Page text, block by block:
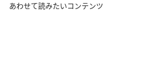
あわせて読みたいコンテンツ